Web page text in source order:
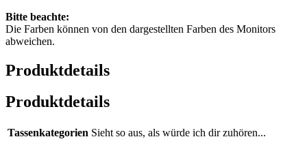
Bitte beachte:
Die Farben können von den dargestellten Farben des Monitors
abweichen.
Produktdetails
Produktdetails
Tassenkategorien Sieht so aus, als würde ich dir zuhören...